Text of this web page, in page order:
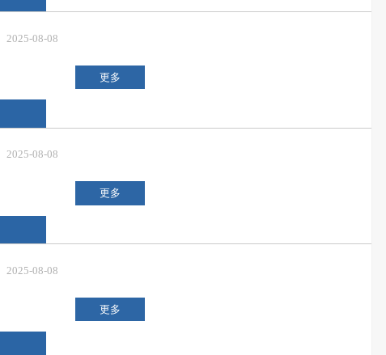
2025-08-08
更多
2025-08-08
更多
2025-08-08
更多